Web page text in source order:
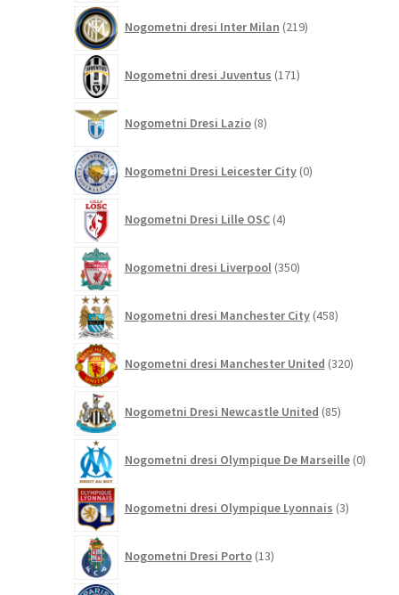
Nogometni dresi Inter Milan 219izdelkov
Nogometni dresi Juventus 171izdelkov
Nogometni Dresi Lazio 8izdelkov
Nogometni Dresi Leicester City 0izdelkov
Nogometni Dresi Lille OSC 4izdelki
Nogometni dresi Liverpool 350izdelkov
Nogometni dresi Manchester City 458izdelkov
Nogometni dresi Manchester United 320izdelkov
Nogometni Dresi Newcastle United 85izdelkov
Nogometni dresi Olympique De Marseille 0
Nogometni dresi Olympique Lyonnais 3izdelki
Nogometni Dresi Porto 13izdelkov